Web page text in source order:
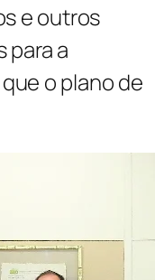
e outros
para a
o plano de